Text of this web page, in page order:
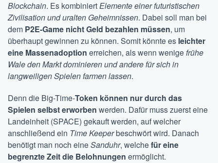
Blockchain. Es kombiniertElemente einer futuristischen
Zivilisation und uralten Geheimnissen. Dabei soll man bei
dem P2E-Game nicht Geld bezahlen müssen, um
überhaupt gewinnen zu können. Somit könnte es leichter
eine Massenadoption erreichen, als wenn wenigefrühe
Wale den Markt dominieren und andere für sich in
langweiligen Spielen farmen lassen.
Denn die Big-Time-Token können nur durch das
Spielen selbst erworben werden. Dafür muss zuerst eine
Landeinheit (SPACE) gekauft werden, auf welcher
anschließend ein Time Keeperbeschwört wird. Danach
benötigt man noch eineSanduhr, welchefür eine
begrenzte Zeit die Belohnungen ermöglicht.